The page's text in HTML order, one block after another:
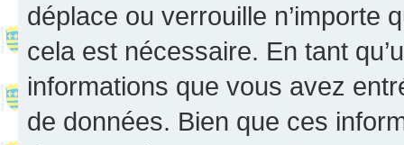
déplace ou verrouille n’importe
cela est nécessaire. En tant
informations que vous avez
de données. Bien que ces